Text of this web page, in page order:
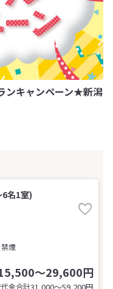
ンキャンペーン★新潟
6名1室)
禁煙
～29,600円
金合計